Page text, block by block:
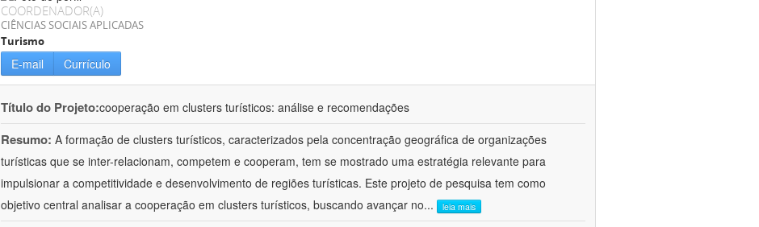
COORDENADOR(A)
CIÊNCIAS SOCIAIS APLICADAS
Turismo
E-mail Currículo
Título do Projeto:cooperação em clusters turísticos: análise e recomendações
Resumo: A formação de clusters turísticos, caracterizados pela concentração geográfica de organizações
turísticas que se inter-relacionam, competem e cooperam, tem se mostrado uma estratégia relevante para
impulsionar a competitividade e desenvolvimento de regiões turísticas. Este projeto de pesquisa tem como
objetivo central analisar a cooperação em clusters turísticos, buscando avançar no... leia mais